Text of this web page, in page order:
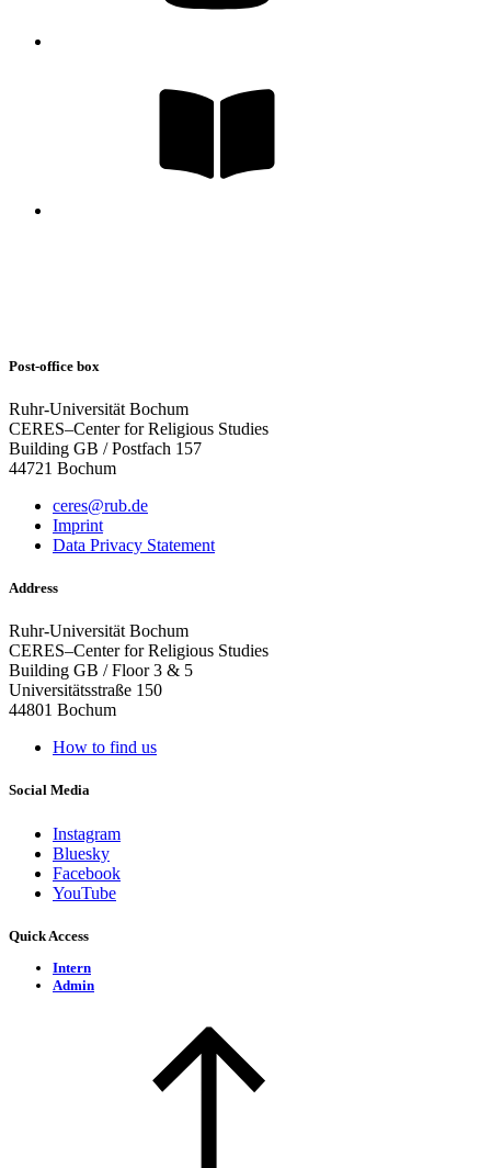
Post-office box
Ruhr-Universität Bochum
CERES–Center for Religious Studies
Building GB / Postfach 157
44721 Bochum
ceres@rub.de
Imprint
Data Privacy Statement
Address
Ruhr-Universität Bochum
CERES–Center for Religious Studies
Building GB / Floor 3 & 5
Universitätsstraße 150
44801 Bochum
How to find us
Social Media
Instagram
Bluesky
Facebook
YouTube
Quick Access
Intern
Admin